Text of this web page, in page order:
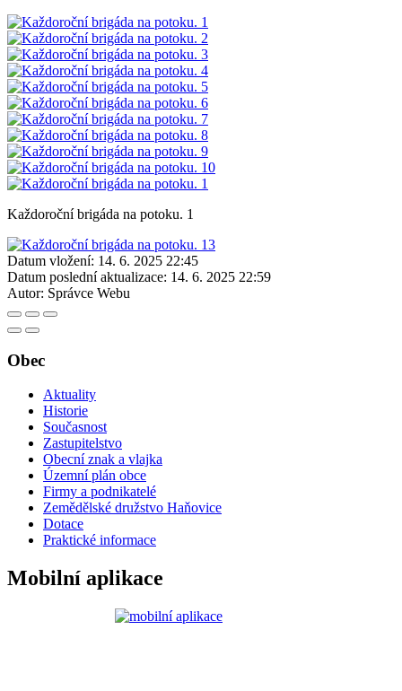
Každoroční brigáda na potoku. 1
Datum vložení: 14. 6. 2025 22:45
Datum poslední aktualizace: 14. 6. 2025 22:59
Autor: Správce Webu
Obec
Aktuality
Historie
Současnost
Zastupitelstvo
Obecní znak a vlajka
Územní plán obce
Firmy a podnikatelé
Zemědělské družstvo Haňovice
Dotace
Praktické informace
Mobilní aplikace